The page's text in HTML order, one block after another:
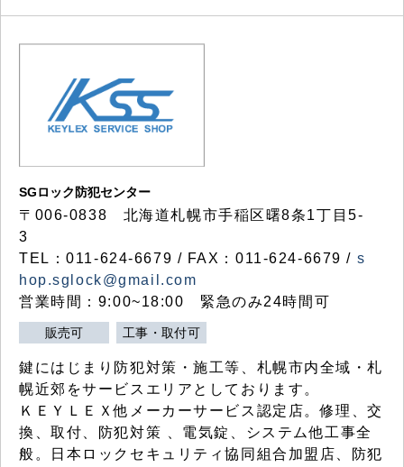
SGロック防犯センター
〒006-0838 北海道札幌市手稲区曙8条1丁目5-
3
TEL：011-624-6679 / FAX：011-624-6679 / s
hop.sglock@gmail.com
営業時間：9:00~18:00 緊急のみ24時間可
販売可 工事・取付可
鍵にはじまり防犯対策・施工等、札幌市内全域・札
幌近郊をサービスエリアとしております。
ＫＥＹＬＥＸ他メーカーサービス認定店。修理、交
換、取付、防犯対策 、電気錠、システム他工事全
般。日本ロックセキュリティ協同組合加盟店、防犯